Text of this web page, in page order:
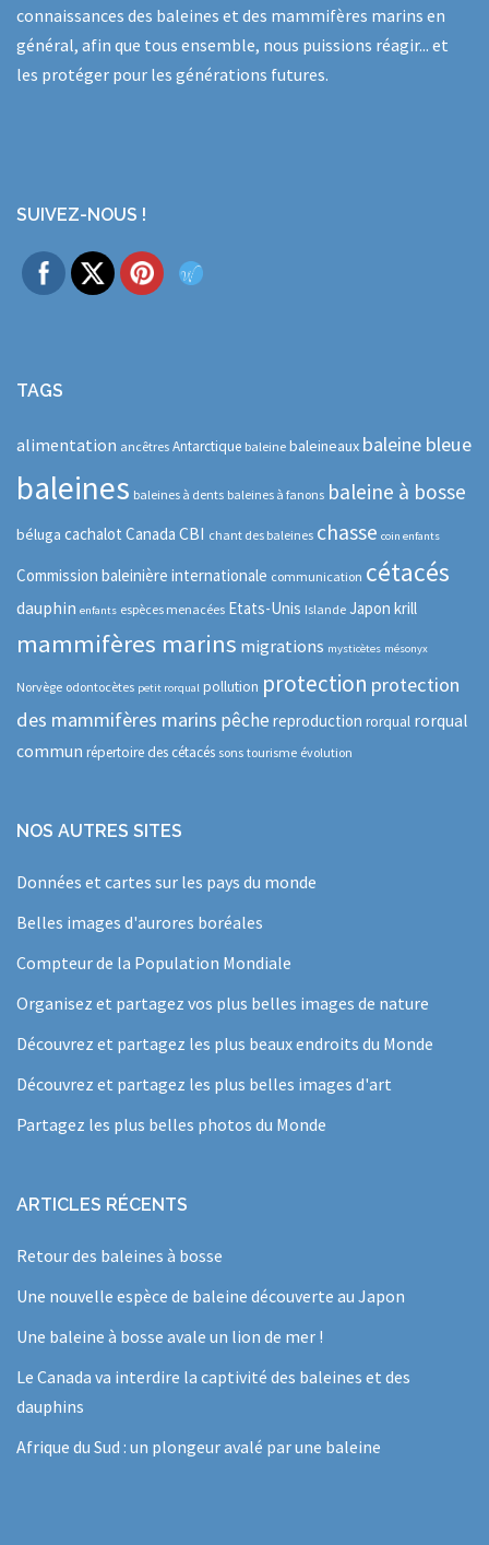
connaissances des baleines et des mammifères marins en
général, afin que tous ensemble, nous puissions réagir... et
les protéger pour les générations futures.
SUIVEZ-NOUS !
TAGS
alimentation ancêtres Antarctique baleine baleineaux baleine bleue
baleines baleines à dents baleines à fanons baleine à bosse
béluga cachalot Canada CBI chant des baleines chasse coin enfants
Commission baleinière internationale communication cétacés
dauphin enfants espèces menacées Etats-Unis Islande Japon krill
mammifères marins migrations mysticètes mésonyx
Norvège odontocètes petit rorqual pollution protection protection
des mammifères marins pêche reproduction rorqual rorqual
commun répertoire des cétacés sons tourisme évolution
NOS AUTRES SITES
Données et cartes sur les pays du monde
Belles images d'aurores boréales
Compteur de la Population Mondiale
Organisez et partagez vos plus belles images de nature
Découvrez et partagez les plus beaux endroits du Monde
Découvrez et partagez les plus belles images d'art
Partagez les plus belles photos du Monde
ARTICLES RÉCENTS
Retour des baleines à bosse
Une nouvelle espèce de baleine découverte au Japon
Une baleine à bosse avale un lion de mer !
Le Canada va interdire la captivité des baleines et des
dauphins
Afrique du Sud : un plongeur avalé par une baleine